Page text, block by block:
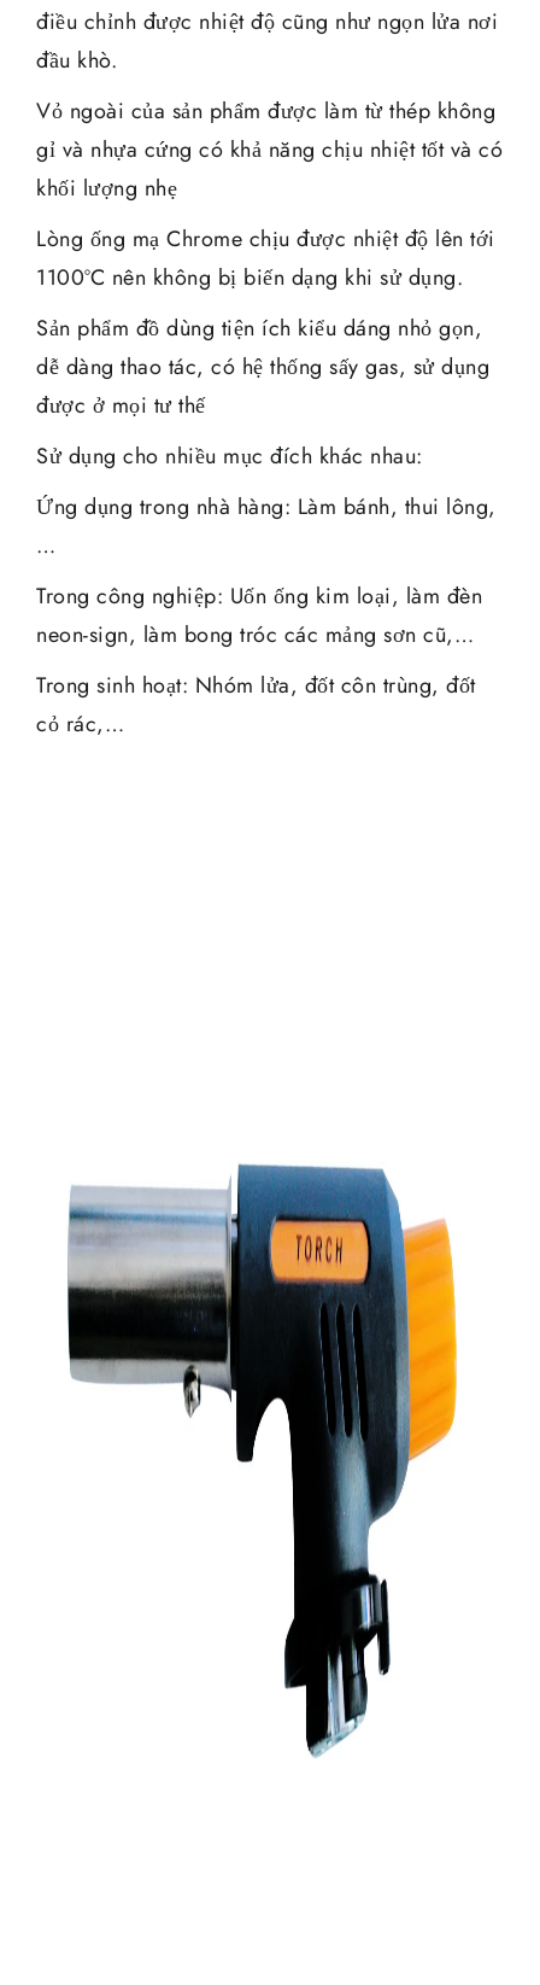
điều chỉnh được nhiệt độ cũng như ngọn lửa nơi
đầu khò.
Vỏ ngoài của sản phẩm được làm từ thép không
gỉ và nhựa cứng có khả năng chịu nhiệt tốt và có
khối lượng nhẹ
Lòng ống mạ Chrome chịu được nhiệt độ lên tới
1100ºC nên không bị biến dạng khi sử dụng.
Sản phẩm đồ dùng tiện ích kiểu dáng nhỏ gọn,
dễ dàng thao tác, có hệ thống sấy gas, sử dụng
được ở mọi tư thế
Sử dụng cho nhiều mục đích khác nhau:
Ứng dụng trong nhà hàng: Làm bánh, thui lông,
…
Trong công nghiệp: Uốn ống kim loại, làm đèn
neon-sign, làm bong tróc các mảng sơn cũ,…
Trong sinh hoạt: Nhóm lửa, đốt côn trùng, đốt
cỏ rác,…